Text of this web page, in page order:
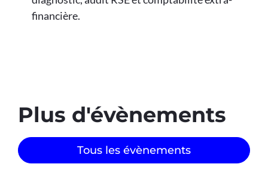
financière.
Plus d'évènements​
Tous les évènements